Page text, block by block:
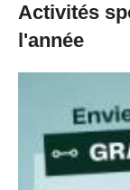
Activités
l'année